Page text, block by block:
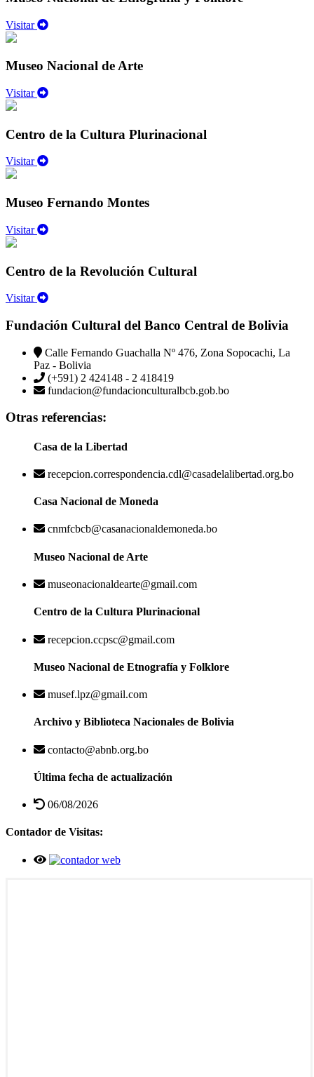
Visitar
Museo Nacional de Arte
Visitar
Centro de la Cultura Plurinacional
Visitar
Museo Fernando Montes
Visitar
Centro de la Revolución Cultural
Visitar
Fundación Cultural del Banco Central de Bolivia
Calle Fernando Guachalla Nº 476, Zona Sopocachi, La
Paz - Bolivia
(+591) 2 424148 - 2 418419
fundacion@fundacionculturalbcb.gob.bo
Otras referencias:
Casa de la Libertad
recepcion.correspondencia.cdl@casadelalibertad.org.bo
Casa Nacional de Moneda
cnmfcbcb@casanacionaldemoneda.bo
Museo Nacional de Arte
museonacionaldearte@gmail.com
Centro de la Cultura Plurinacional
recepcion.ccpsc@gmail.com
Museo Nacional de Etnografía y Folklore
musef.lpz@gmail.com
Archivo y Biblioteca Nacionales de Bolivia
contacto@abnb.org.bo
Última fecha de actualización
06/08/2026
Contador de Visitas: